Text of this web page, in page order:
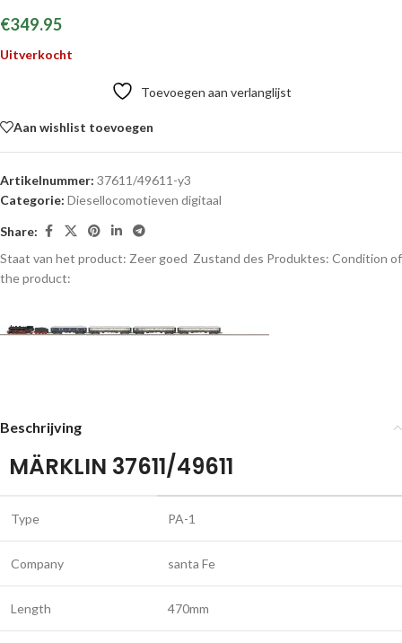
€349.95
Uitverkocht
Toevoegen aan verlanglijst
Aan wishlist toevoegen
Artikelnummer: 37611/49611-y3
Categorie: Diesellocomotieven digitaal
Share:
Staat van het product: Zeer goed Zustand des Produktes: Condition of
the product:
Beschrijving
MÄRKLIN 37611/49611
Type PA-1
Company santa Fe
Length 470mm